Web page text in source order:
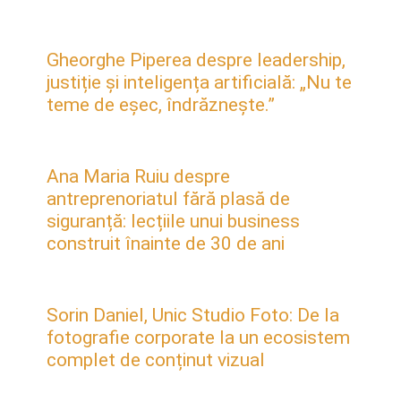
Gheorghe Piperea despre leadership,
justiție și inteligența artificială: „Nu te
teme de eșec, îndrăznește.”
Ana Maria Ruiu despre
antreprenoriatul fără plasă de
siguranță: lecțiile unui business
construit înainte de 30 de ani
Sorin Daniel, Unic Studio Foto: De la
fotografie corporate la un ecosistem
complet de conținut vizual